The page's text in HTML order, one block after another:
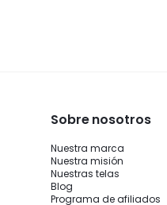
Sobre nosotros
Nuestra marca
Nuestra misión
Nuestras telas
Blog
Programa de afiliados